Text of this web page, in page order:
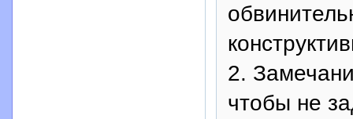
2.
чтобы не